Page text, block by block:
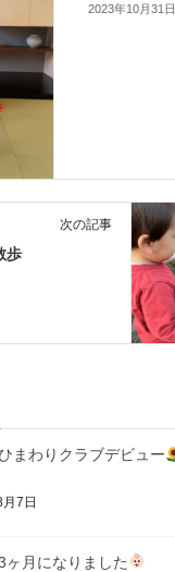
2023年10月31日
次の記事
歩
まわりクラブデビュー
7日
ヶ月になりました